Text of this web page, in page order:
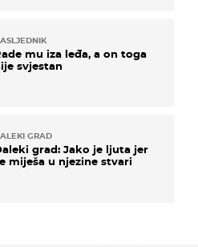
mu iza leđa, a on toga
svjestan
GRAD
grad: Jako je ljuta jer
miješa u njezine stvari